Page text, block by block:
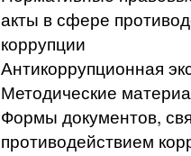
акты в сфере
коррупции
Антикоррупционная
Методические
Формы документов,
противодействием